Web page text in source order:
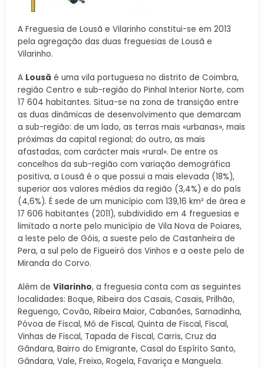
A Freguesia de Lousã e Vilarinho constitui-se em 2013
pela agregação das duas freguesias de Lousã e
Vilarinho.
A Lousã é uma vila portuguesa no distrito de Coimbra,
região Centro e sub-região do Pinhal Interior Norte, com
17 604 habitantes. Situa-se na zona de transição entre
as duas dinâmicas de desenvolvimento que demarcam
a sub-região: de um lado, as terras mais «urbanas», mais
próximas da capital regional; do outro, as mais
afastadas, com carácter mais «rural». De entre os
concelhos da sub-região com variação demográfica
positiva, a Lousã é o que possui a mais elevada (18%),
superior aos valores médios da região (3,4%) e do país
(4,6%). É sede de um município com 139,16 km² de área e
17 606 habitantes (2011), subdividido em 4 freguesias e
limitado a norte pelo município de Vila Nova de Poiares,
a leste pelo de Góis, a sueste pelo de Castanheira de
Pera, a sul pelo de Figueiró dos Vinhos e a oeste pelo de
Miranda do Corvo.
Além de Vilarinho, a freguesia conta com as seguintes
localidades: Boque, Ribeira dos Casais, Casais, Prilhão,
Reguengo, Covão, Ribeira Maior, Cabanões, Sarnadinha,
Póvoa de Fiscal, Mó de Fiscal, Quinta de Fiscal, Fiscal,
Vinhas de Fiscal, Tapada de Fiscal, Carris, Cruz da
Gândara, Bairro do Emigrante, Casal do Espírito Santo,
Gândara, Vale, Freixo, Rogela, Favariça e Manguela.